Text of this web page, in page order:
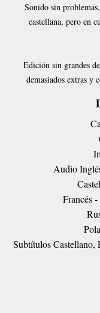
Sonido sin
castellana, pero en
Edición sin grandes
demasiados extras y
Audio
Francés
SubtítulosCastellano,